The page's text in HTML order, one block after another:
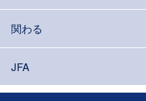
関わる
JFA